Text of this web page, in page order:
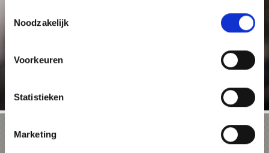
Noodzakelijk
Voorkeuren
Statistieken
Marketing
geologische, ...
Stelvio Marathon